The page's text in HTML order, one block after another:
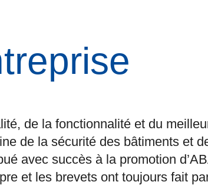
de la fonctionnalité et du
de la sécurité des bâtiments et
avec succès à la promotion
et les brevets ont toujours fait